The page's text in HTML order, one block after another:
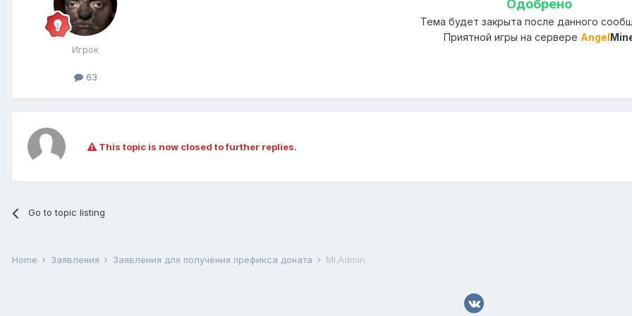
Игрок
63
Одобрено
Тема будет закрыта после данного
Приятной игры на сервере Angel
This topic is now closed to further replies.
Go to topic listing
Home Заявления Заявления для получения префикса доната Ml.Admin